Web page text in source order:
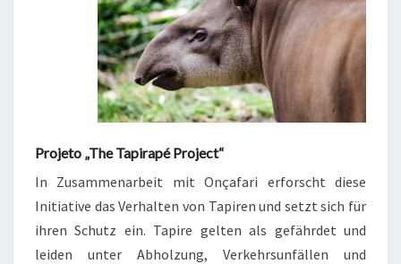
Projeto „The Tapirapé Project“
In Zusammenarbeit mit Onçafari erforscht diese
Initiative das Verhalten von Tapiren und setzt sich für
ihren Schutz ein. Tapire gelten als gefährdet und
leiden unter Abholzung, Verkehrsunfällen und